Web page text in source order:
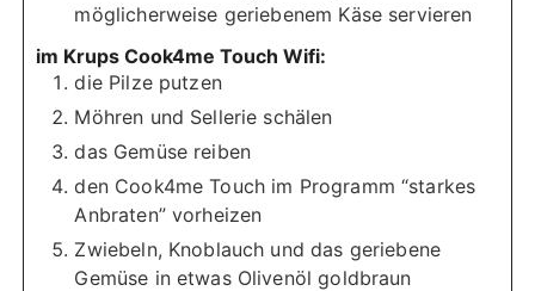
möglicherweise geriebenem Käse servieren
im Krups Cook4me Touch Wifi:
die Pilze putzen
Möhren und Sellerie schälen
das Gemüse reiben
den Cook4me Touch im Programm “starkes
Anbraten” vorheizen
Zwiebeln, Knoblauch und das geriebene
Gemüse in etwas Olivenöl goldbraun